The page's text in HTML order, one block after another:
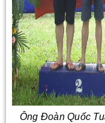
Ông Đoàn Quốc